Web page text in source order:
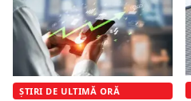
ȘTIRI DE ULTIMĂ ORĂ